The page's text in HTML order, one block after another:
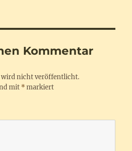
Kommentar
nicht veröffentlicht.
mit * markiert